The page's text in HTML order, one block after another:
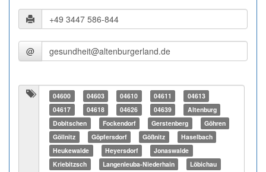
@
04600 04603 04610 04611
04613
04617
04618 04626 04639
Altenburg
Dobitschen
Fockendorf Gerstenberg
Göhren
Göllnitz
Göpfersdorf Gößnitz
Haselbach
Heukewalde
Heyersdorf
Jonaswalde
Kriebitzsch
Langenleuba-Niederhain Löbichau